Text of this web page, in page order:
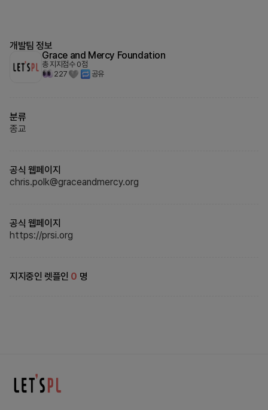
개발팀 정보
Grace and Mercy Foundation
총 지지점수 0점
227
공유
분류
종교
공식 웹페이지
chris.polk@graceandmercy.org
공식 웹페이지
https://prsi.org
지지중인 렛플인 0 명